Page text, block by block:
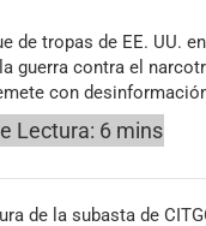
de tropas de EE. UU.
guerra contra el
con
de la subasta de